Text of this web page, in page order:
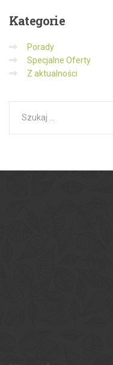
Kategorie
Porady
Specjalne Oferty
Z aktualności